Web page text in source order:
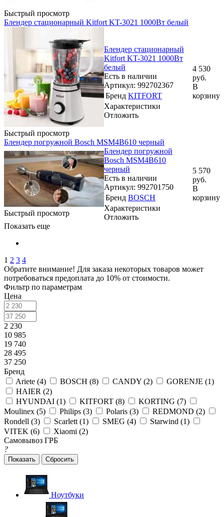
Быстрый просмотр
Блендер стационарный Kitfort KT-3021 1000Вт белый
Быстрый просмотр
Блендер стационарный
Kitfort KT-3021 1000Вт
белый
Есть в наличии
Артикул: 992702367
Бренд KITFORT
Характеристики
Отложить
4 530
руб.
В
корзину
Блендер погружной Bosch MSM4B610 черный
Быстрый просмотр
Блендер погружной
Bosch MSM4B610
черный
Есть в наличии
Артикул: 992701750
Бренд BOSCH
Характеристики
Отложить
5 570
руб.
В
корзину
Показать еще
1 2 3 4
Обратите внимание! Для заказа некоторых товаров может
потребоваться предоплата до 10% от стоимости.
Фильтр по параметрам
Цена
2 230
10 985
19 740
28 495
37 250
Бренд
Ariete (4) BOSCH (8) CANDY (2) GORENJE (1)
HAIER (2)
HYUNDAI (1) KITFORT (8) KORTING (7)
Moulinex (5) Philips (3) Polaris (3) REDMOND (2)
Rondell (3) Scarlett (1) SMEG (4) Starwind (1)
VITEK (6) Xiaomi (2)
Самовывоз ГРБ
?
Сбросить
Ноутбуки